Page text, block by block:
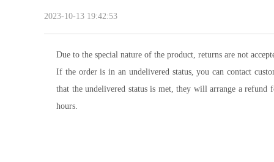
2023-10-13 19:42:53
Due to the special nature of the product, returns are not
If the order is in an undelivered status, you can contact
that the undelivered status is met, they will arrange a
hours.